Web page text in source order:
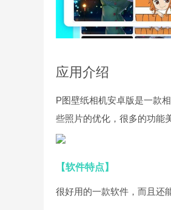
应用介绍
P图壁纸相机安卓版是一款
些照片的优化，很多的功能
【软件特点】
很好用的一款软件，而且还